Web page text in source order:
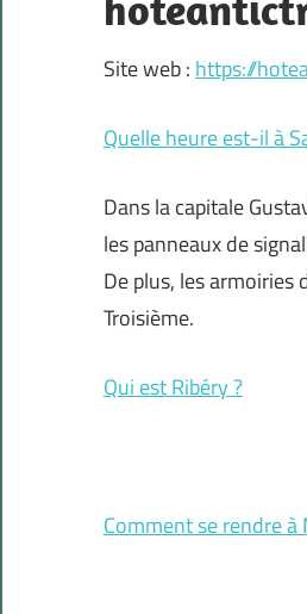
Site web : https://
Quelle heure est-il à
Dans la capitale
les panneaux de
De plus, les armoiries
Troisième.
Qui est Ribéry ?
Comment se rendre à